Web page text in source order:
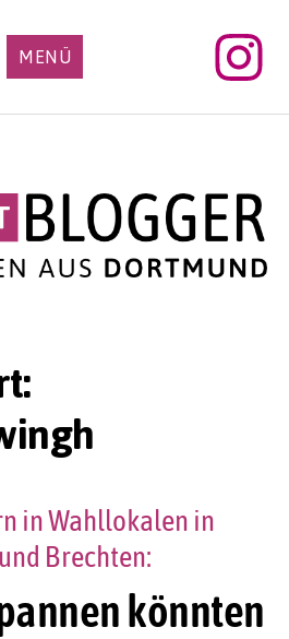
MENÜ
könnten
in Wahllokalen in
Brechten: